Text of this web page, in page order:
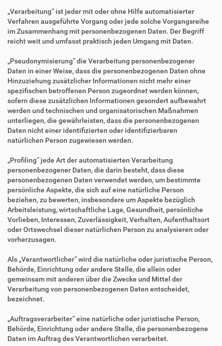
„Verarbeitung“ ist jeder mit oder ohne Hilfe automatisierter
Verfahren ausgeführte Vorgang oder jede solche Vorgangsreihe
im Zusammenhang mit personenbezogenen Daten. Der Begriff
reicht weit und umfasst praktisch jeden Umgang mit Daten.
„Pseudonymisierung“ die Verarbeitung personenbezogener
Daten in einer Weise, dass die personenbezogenen Daten ohne
Hinzuziehung zusätzlicher Informationen nicht mehr einer
spezifischen betroffenen Person zugeordnet werden können,
sofern diese zusätzlichen Informationen gesondert aufbewahrt
werden und technischen und organisatorischen Maßnahmen
unterliegen, die gewährleisten, dass die personenbezogenen
Daten nicht einer identifizierten oder identifizierbaren
natürlichen Person zugewiesen werden.
„Profiling“ jede Art der automatisierten Verarbeitung
personenbezogener Daten, die darin besteht, dass diese
personenbezogenen Daten verwendet werden, um bestimmte
persönliche Aspekte, die sich auf eine natürliche Person
beziehen, zu bewerten, insbesondere um Aspekte bezüglich
Arbeitsleistung, wirtschaftliche Lage, Gesundheit, persönliche
Vorlieben, Interessen, Zuverlässigkeit, Verhalten, Aufenthaltsort
oder Ortswechsel dieser natürlichen Person zu analysieren oder
vorherzusagen.
Als „Verantwortlicher“ wird die natürliche oder juristische Person,
Behörde, Einrichtung oder andere Stelle, die allein oder
gemeinsam mit anderen über die Zwecke und Mittel der
Verarbeitung von personenbezogenen Daten entscheidet,
bezeichnet.
„Auftragsverarbeiter“ eine natürliche oder juristische Person,
Behörde, Einrichtung oder andere Stelle, die personenbezogene
Daten im Auftrag des Verantwortlichen verarbeitet.